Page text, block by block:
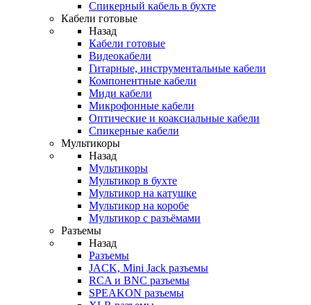
Спикерный кабель в бухте
Кабели готовые
Назад
Кабели готовые
Видеокабели
Гитарные, инструментальные кабели
Компонентные кабели
Миди кабели
Микрофонные кабели
Оптические и коаксиальные кабели
Спикерные кабели
Мультикоры
Назад
Мультикоры
Мультикор в бухте
Мультикор на катушке
Мультикор на коробе
Мультикор с разъёмами
Разъемы
Назад
Разъемы
JACK, Mini Jack разъемы
RCA и BNC разъемы
SPEAKON разъемы